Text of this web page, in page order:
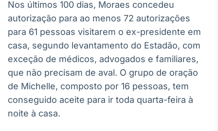
de ativos
Em breve
Crédito
Nos últimos 100 dias, Moraes concedeu
autorização para ao menos 72 autorizações
para 61 pessoas visitarem o ex-presidente em
casa, segundo levantamento do Estadão, com
exceção de médicos, advogados e familiares,
que não precisam de aval. O grupo de oração
de Michelle, composto por 16 pessoas, tem
conseguido aceite para ir toda quarta-feira à
noite à casa.